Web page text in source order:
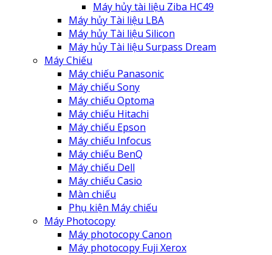
Máy hủy tài liệu Ziba HC49
Máy hủy Tài liệu LBA
Máy hủy Tài liệu Silicon
Máy hủy Tài liệu Surpass Dream
Máy Chiếu
Máy chiếu Panasonic
Máy chiếu Sony
Máy chiếu Optoma
Máy chiếu Hitachi
Máy chiếu Epson
Máy chiếu Infocus
Máy chiếu BenQ
Máy chiếu Dell
Máy chiếu Casio
Màn chiếu
Phụ kiện Máy chiếu
Máy Photocopy
Máy photocopy Canon
Máy photocopy Fuji Xerox